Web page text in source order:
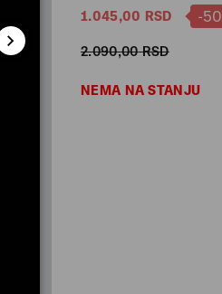
1.045,00 RSD -50
2.090,00 RSD
NEMA NA STANJU